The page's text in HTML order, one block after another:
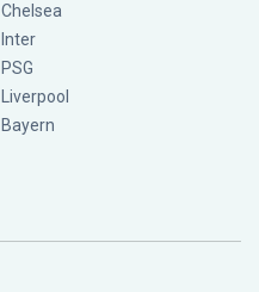
Chelsea
Inter
PSG
Liverpool
Bayern